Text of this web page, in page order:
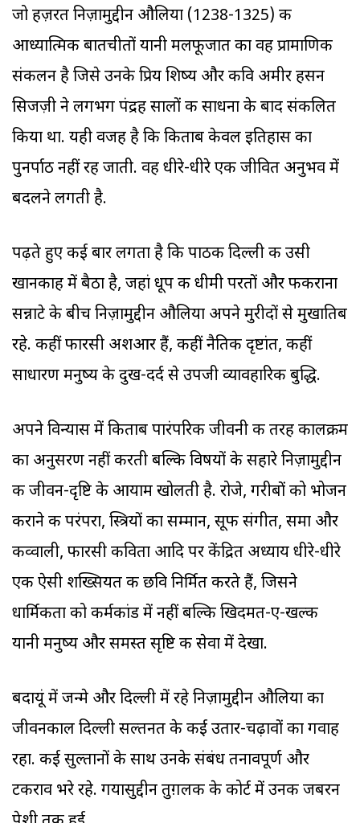
जो हज़रत निज़ामुद्दीन औलिया (1238-1325) की
आध्यात्मिक बातचीतों यानी मलफूजात का वह प्रामाणिक
संकलन है जिसे उनके प्रिय शिष्य और कवि अमीर हसन
सिजज़ी ने लगभग पंद्रह सालों की साधना के बाद संकलित
किया था. यही वजह है कि किताब केवल इतिहास का
पुनर्पाठ नहीं रह जाती. वह धीरे-धीरे एक जीवित अनुभव में
बदलने लगती है.
पढ़ते हुए कई बार लगता है कि पाठक दिल्ली की उसी
खानकाह में बैठा है, जहां धूप की धीमी परतों और फकीराना
सन्नाटे के बीच निज़ामुद्दीन औलिया अपने मुरीदों से मुखातिब
रहे. कहीं फारसी अशआर हैं, कहीं नैतिक दृष्टांत, कहीं
साधारण मनुष्य के दुख-दर्द से उपजी व्यावहारिक बुद्धि.
अपने विन्यास में किताब पारंपरिक जीवनी की तरह कालक्रम
का अनुसरण नहीं करती बल्कि विषयों के सहारे निज़ामुद्दीन
की जीवन-दृष्टि के आयाम खोलती है. रोजे, गरीबों को भोजन
कराने की परंपरा, स्त्रियों का सम्मान, सूफी संगीत, समा और
कव्वाली, फारसी कविता आदि पर केंद्रित अध्याय धीरे-धीरे
एक ऐसी शख्सियत की छवि निर्मित करते हैं, जिसने
धार्मिकता को कर्मकांड में नहीं बल्कि खिदमत-ए-खल्क
यानी मनुष्य और समस्त सृष्टि की सेवा में देखा.
बदायूं में जन्मे और दिल्ली में रहे निज़ामुद्दीन औलिया का
जीवनकाल दिल्ली सल्तनत के कई उतार-चढ़ावों का गवाह
रहा. कई सुल्तानों के साथ उनके संबंध तनावपूर्ण और
टकराव भरे रहे. गयासुद्दीन तुग़लक के कोर्ट में उनकी जबरन